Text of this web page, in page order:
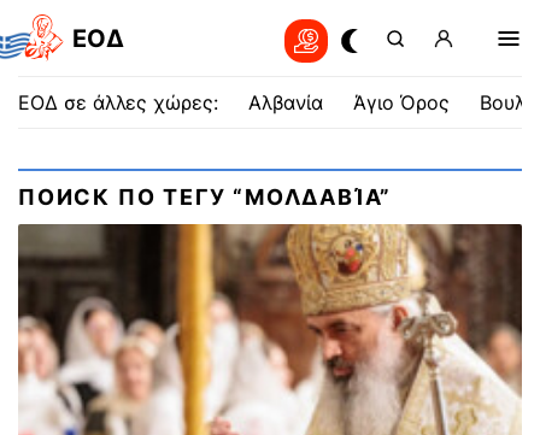
EOΔ
ΕΟΔ σε άλλες χώρες: Αλβανία Άγιο Όρος
ПОИСК ПО ТЕГУ “ΜΟΛΔΑΒΊΑ”